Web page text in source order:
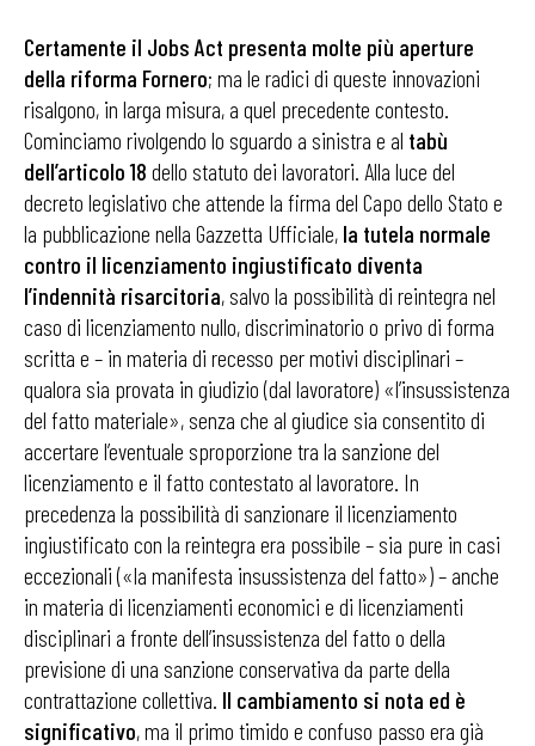
Certamente il Jobs Act presenta molte più aperture
della riforma Fornero; ma le radici di queste innovazioni
risalgono, in larga misura, a quel precedente contesto.
Cominciamo rivolgendo lo sguardo a sinistra e al tabù
dell’articolo 18 dello statuto dei lavoratori. Alla luce del
decreto legislativo che attende la firma del Capo dello Stato e
la pubblicazione nella Gazzetta Ufficiale, la tutela normale
contro il licenziamento ingiustificato diventa
l’indennità risarcitoria, salvo la possibilità di reintegra nel
caso di licenziamento nullo, discriminatorio o privo di forma
scritta e – in materia di recesso per motivi disciplinari –
qualora sia provata in giudizio (dal lavoratore) «l’insussistenza
del fatto materiale», senza che al giudice sia consentito di
accertare l’eventuale sproporzione tra la sanzione del
licenziamento e il fatto contestato al lavoratore. In
precedenza la possibilità di sanzionare il licenziamento
ingiustificato con la reintegra era possibile – sia pure in casi
eccezionali («la manifesta insussistenza del fatto») – anche
in materia di licenziamenti economici e di licenziamenti
disciplinari a fronte dell’insussistenza del fatto o della
previsione di una sanzione conservativa da parte della
contrattazione collettiva. Il cambiamento si nota ed è
significativo, ma il primo timido e confuso passo era già